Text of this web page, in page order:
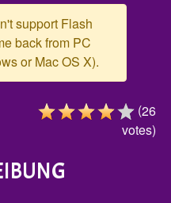
support Flash
back from PC
or Mac OS X).
(26
votes)